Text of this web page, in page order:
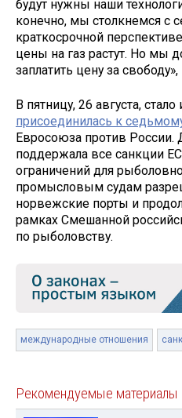
будут нужны наши
конечно, мы столкнемся с
краткосрочной
цены на газ растут. Но мы
заплатить цену за
В пятницу, 26 августа, стало
присоединилась к
Евросоюза против России.
поддержала все санкции
ограничений для
промысловым судам
норвежские порты и
рамках Смешанной
по рыболовству.
международные отношения
Рекомендуемые материалы